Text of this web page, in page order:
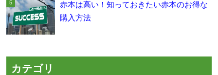
赤本は高い！知っておきたい赤本のお得な
購入方法
カテゴリ